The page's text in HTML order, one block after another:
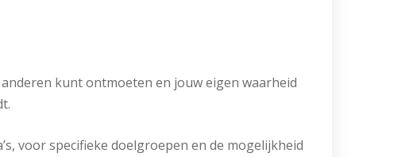
kunt ontmoeten en jouw eigen waarheid
voor specifieke doelgroepen en de mogelijkheid